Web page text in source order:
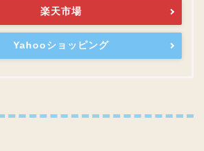
楽天市場
Yahooショッピング